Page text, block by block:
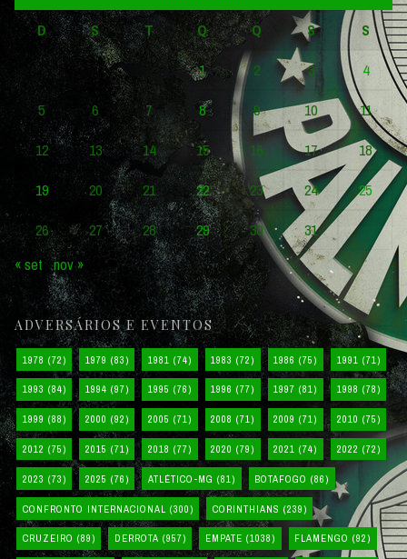
D S T Q Q S
S
1
2 3
4
5
6 7 8 9 10
11
12
13 14 15 16 17
18
19
20 21 22 23 24
25
26
27 28 29 30
31
« set nov »
ADVERSÁRIOS E EVENTOS
1978 (72) 1979 (83) 1981 (74) 1983 (72) 1986 (75) 1991 (71)
1993 (84) 1994 (97) 1995 (76) 1996 (77) 1997 (81) 1998 (78)
1999 (88) 2000 (92) 2005 (71) 2008 (71) 2009 (71) 2010 (75)
2012 (75) 2015 (71) 2018 (77) 2020 (79) 2021 (74) 2022 (72)
2023 (73) 2025 (76) ATLÉTICO-MG (81) BOTAFOGO (86)
CONFRONTO INTERNACIONAL (300) CORINTHIANS (239)
CRUZEIRO (89) DERROTA (957) EMPATE (1038) FLAMENGO (92)